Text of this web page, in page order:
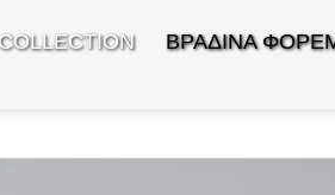
ΒΡΑΔΙΝΑ